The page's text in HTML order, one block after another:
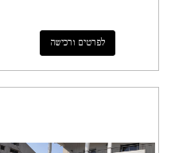
לפרטים ורכישה